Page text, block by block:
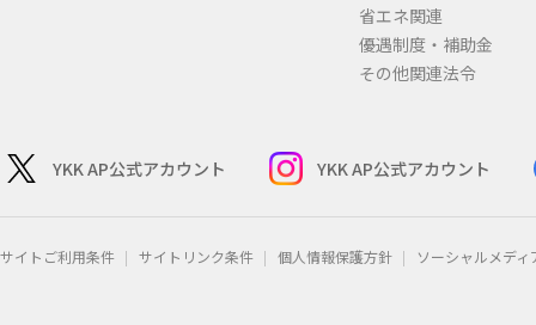
省エネ関連
優遇制度・補助金
その他関連法令
YKK AP公式アカウント YKK AP公式アカウント
サイトご利用条件 サイトリンク条件 個人情報保護方針 ソーシャルメデ